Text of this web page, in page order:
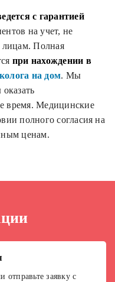
с гарантией
на учет, не
лицам. Полная
при нахождении в
на дом. Мы
время. Медицинские
полного согласия на
ценам.
отправьте заявку с